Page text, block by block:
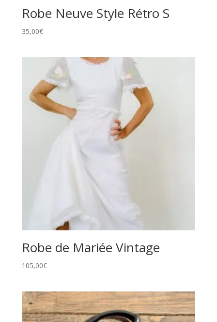
Robe Neuve Style Rétro S
35,00€
Robe de Mariée Vintage
105,00€